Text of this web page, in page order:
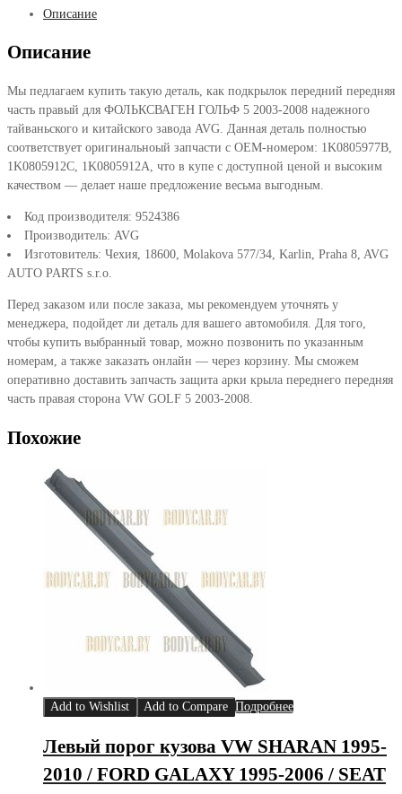
Описание
Описание
Мы педлагаем купить такую деталь, как подкрылок передний передняя
часть правый для ФОЛЬКСВАГЕН ГОЛЬФ 5 2003-2008 надежного
тайваньского и китайского завода AVG. Данная деталь полностью
соответствует оригинальноый запчасти с OEM-номером: 1K0805977B,
1K0805912C, 1K0805912A, что в купе с доступной ценой и высоким
качеством — делает наше предложение весьма выгодным.
Код производителя: 9524386
Производитель: AVG
Изготовитель: Чехия, 18600, Molakova 577/34, Karlin, Praha 8, AVG
AUTO PARTS s.r.o.
Перед заказом или после заказа, мы рекомендуем уточнять у
менеджера, подойдет ли деталь для вашего автомобиля. Для того,
чтобы купить выбранный товар, можно позвонить по указанным
номерам, а также заказать онлайн — через корзину. Мы сможем
оперативно доставить запчасть защита арки крыла переднего передняя
часть правая сторона VW GOLF 5 2003-2008.
Похожие
Add to Wishlist Add to Compare Подробнее
Левый порог кузова VW SHARAN 1995-
2010 / FORD GALAXY 1995-2006 / SEAT